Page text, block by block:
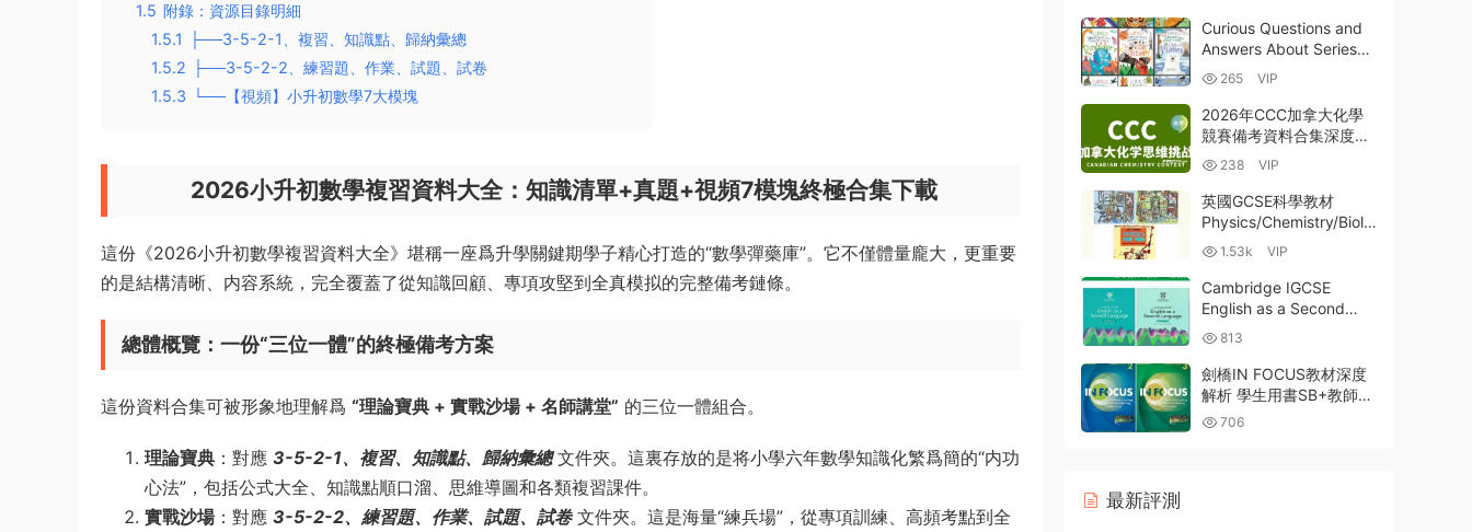
1.5 附錄：資源目錄明細
1.5.1
├──3-5-2-1、複習、知識點、歸納彙總
1.5.2
├──3-5-2-2、練習題、作業、試題、試卷
1.5.3
└──【視頻】小升初數學7大模塊
2026小升初數學複習資料大全：知識清單+真題+視頻7模塊終極合集下載
這份《2026小升初數學複習資料大全》堪稱一座爲升學關鍵期學子精心打造的“數學彈藥庫”。它不僅體量龐大，更重要
的是結構清晰、内容系統，完全覆蓋了從知識回顧、專項攻堅到全真模拟的完整備考鏈條。
總體概覽：一份“三位一體”的終極備考方案
這份資料合集可被形象地理解爲 “理論寶典 + 實戰沙場 + 名師講堂” 的三位一體組合。
理論寶典 ：對應 3-5-2-1、複習、知識點、歸納彙總文件夾。這裏存放的是将小學六年數學知識化繁爲簡的“内功
心法”，包括公式大全、知識點順口溜、思維導圖和各類複習課件。
實戰沙場：對應 3-5-2-2、練習題、作業、試題、試卷文件夾。這是海量“練兵場”，從專項訓練、高頻考點到全
Curious Questions and
Answers About Series
Miles Kelly《好奇的問
答》英文版系列全13冊深
度解析 PDF電子版 百度
雲網盤下載
265 VIP
2026年CCC加拿大化學
競賽備考資料合集深度解
析 PDF電子版2014-2026
年真題答案解析+必讀參
考書+詞彙+備考錦囊 百
度雲網盤下載
238 VIP
英國GCSE科學教材
Physics/Chemistry/Biolo
gy for You全解析 | 英國
中學物理化學生物教材 全
彩PDF
1.53k VIP
Cambridge IGCSE
English as a Second
Language Sixth Edition
劍橋IGCSE英語作爲第二
語言教材第六版 PDF學生
書練習冊答案 配套音視頻
813
劍橋IN FOCUS教材深度
解析 學生用書SB+教師用
書TM+配套MP3音頻 全
706
最新評測